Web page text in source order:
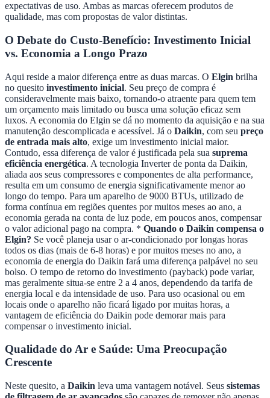
expectativas de uso. Ambas as marcas oferecem produtos de
qualidade, mas com propostas de valor distintas.
O Debate do Custo-Benefício: Investimento Inicial
vs. Economia a Longo Prazo
Aqui reside a maior diferença entre as duas marcas. O Elgin brilha
no quesito investimento inicial. Seu preço de compra é
consideravelmente mais baixo, tornando-o atraente para quem tem
um orçamento mais limitado ou busca uma solução eficaz sem
luxos. A economia do Elgin se dá no momento da aquisição e na sua
manutenção descomplicada e acessível. Já o Daikin, com seu preço
de entrada mais alto, exige um investimento inicial maior.
Contudo, essa diferença de valor é justificada pela sua suprema
eficiência energética. A tecnologia Inverter de ponta da Daikin,
aliada aos seus compressores e componentes de alta performance,
resulta em um consumo de energia significativamente menor ao
longo do tempo. Para um aparelho de 9000 BTUs, utilizado de
forma contínua em regiões quentes por muitos meses ao ano, a
economia gerada na conta de luz pode, em poucos anos, compensar
o valor adicional pago na compra. * Quando o Daikin compensa o
Elgin? Se você planeja usar o ar-condicionado por longas horas
todos os dias (mais de 6-8 horas) e por muitos meses no ano, a
economia de energia do Daikin fará uma diferença palpável no seu
bolso. O tempo de retorno do investimento (payback) pode variar,
mas geralmente situa-se entre 2 a 4 anos, dependendo da tarifa de
energia local e da intensidade de uso. Para uso ocasional ou em
locais onde o aparelho não ficará ligado por muitas horas, a
vantagem de eficiência do Daikin pode demorar mais para
compensar o investimento inicial.
Qualidade do Ar e Saúde: Uma Preocupação
Crescente
Neste quesito, a Daikin leva uma vantagem notável. Seus sistemas